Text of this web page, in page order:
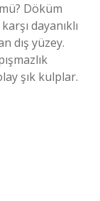
Döküm
dayanıklı
dış yüzey.
şık kulplar.